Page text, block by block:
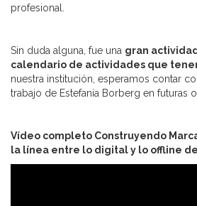
profesional.
Sin duda alguna, fue una gran
calendario de actividades que
nuestra institución, esperamos contar
trabajo de Estefanía Borberg en futuras
Vídeo completo Construyendo
la línea entre lo digital y lo offline